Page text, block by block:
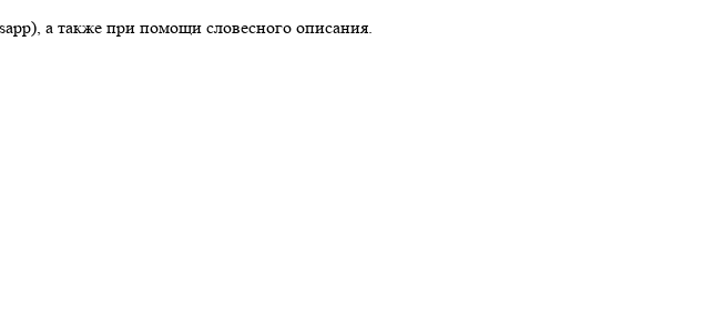
а также при помощи словесного описания.